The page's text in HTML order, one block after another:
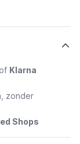
of Klarna
zonder
Shops